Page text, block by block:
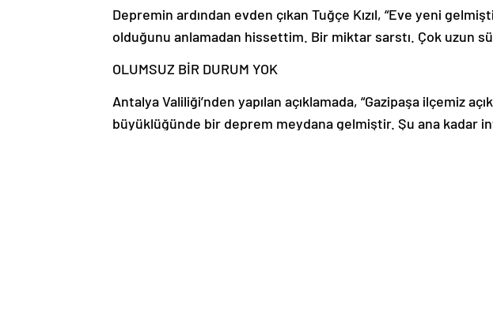
Depremin ardından evden çıkan Tuğçe Kızıl, “Eve yeni
olduğunu anlamadan hissettim. Bir miktar sarstı. Çok uzun
OLUMSUZ BİR DURUM YOK
Antalya Valiliği’nden yapılan açıklamada, “Gazipaşa ilçemiz
büyüklüğünde bir deprem meydana gelmiştir. Şu ana kadar